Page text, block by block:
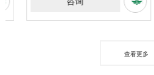
查看更多